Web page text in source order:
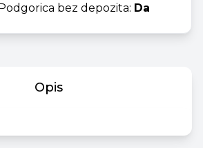
bez depozita: Da
Opis